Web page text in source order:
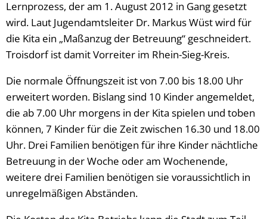
Lernprozess, der am 1. August 2012 in Gang gesetzt
wird. Laut Jugendamtsleiter Dr. Markus Wüst wird für
die Kita ein „Maßanzug der Betreuung“ geschneidert.
Troisdorf ist damit Vorreiter im Rhein-Sieg-Kreis.
Die normale Öffnungszeit ist von 7.00 bis 18.00 Uhr
erweitert worden. Bislang sind 10 Kinder angemeldet,
die ab 7.00 Uhr morgens in der Kita spielen und toben
können, 7 Kinder für die Zeit zwischen 16.30 und 18.00
Uhr. Drei Familien benötigen für ihre Kinder nächtliche
Betreuung in der Woche oder am Wochenende,
weitere drei Familien benötigen sie voraussichtlich in
unregelmäßigen Abständen.